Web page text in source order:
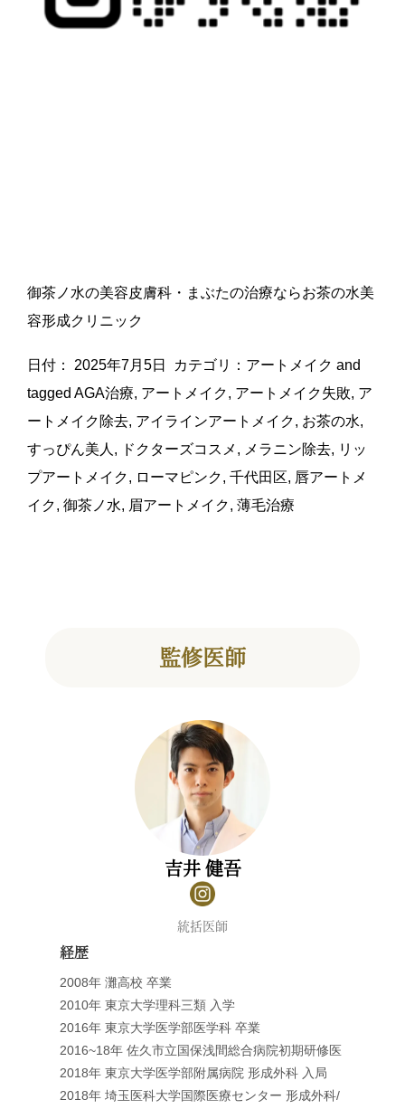
御茶ノ水の美容皮膚科・まぶたの治療ならお茶の水美
容形成クリニック
日付： 2025年7月5日 カテゴリ： アートメイク and
tagged AGA治療, アートメイク, アートメイク失敗, ア
ートメイク除去, アイラインアートメイク, お茶の水,
すっぴん美人 , ドクターズコスメ , メラニン除去, リッ
プアートメイク, ローマピンク, 千代田区, 唇アートメ
イク, 御茶ノ水, 眉アートメイク, 薄毛治療
監修医師
吉井 健吾
統括医師
経歴
2008年 灘高校 卒業
2010年 東京大学理科三類 入学
2016年 東京大学医学部医学科 卒業
2016~18年 佐久市立国保浅間総合病院初期研修医
2018年 東京大学医学部附属病院 形成外科 入局
2018年 埼玉医科大学国際医療センター 形成外科/